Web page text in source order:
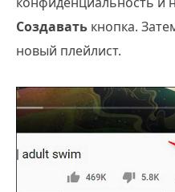
Создавать кнопка.
новый плейлист.